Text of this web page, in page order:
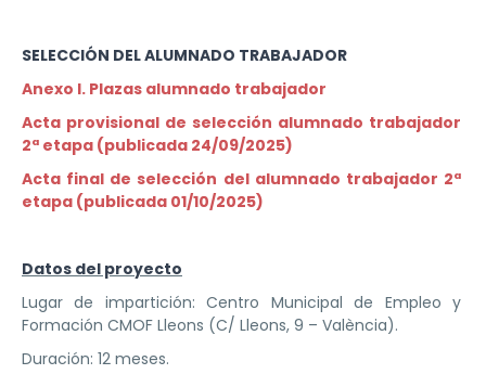
SELECCIÓN DEL ALUMNADO TRABAJADOR
Anexo I. Plazas alumnado trabajador
Acta provisional de selección alumnado trabajador
2ª etapa (publicada 24/09/2025)
Acta final de selección del alumnado trabajador 2ª
etapa (publicada 01/10/2025)
Datos del proyecto
Lugar de impartición: Centro Municipal de Empleo y
Formación CMOF Lleons (C/ Lleons, 9 – València).
Duración: 12 meses.